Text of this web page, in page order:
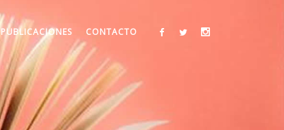
PUBLICACIONES CONTACTO